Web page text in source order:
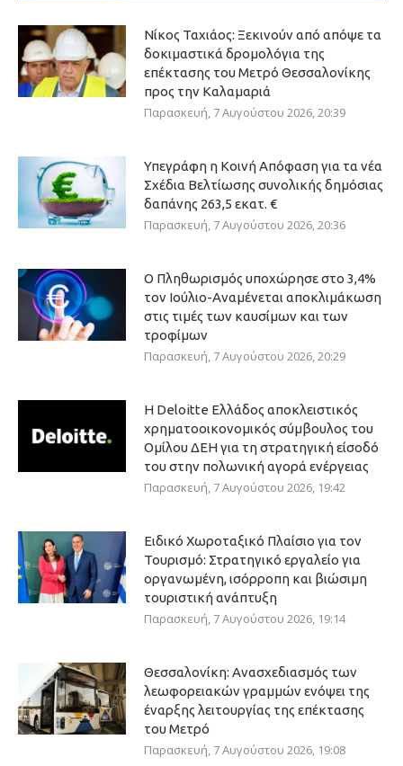
Νίκος Ταχιάος: Ξεκινούν από απόψε τα
δοκιμαστικά δρομολόγια της
επέκτασης του Μετρό Θεσσαλονίκης
προς την Καλαμαριά
Παρασκευή, 7 Αυγούστου 2026, 20:39
Υπεγράφη η Κοινή Απόφαση για τα νέα
Σχέδια Βελτίωσης συνολικής δημόσιας
δαπάνης 263,5 εκατ. €
Παρασκευή, 7 Αυγούστου 2026, 20:36
Ο Πληθωρισμός υποχώρησε στο 3,4%
τον Ιούλιο-Αναμένεται αποκλιμάκωση
στις τιμές των καυσίμων και των
τροφίμων
Παρασκευή, 7 Αυγούστου 2026, 20:29
Η Deloitte Ελλάδος αποκλειστικός
χρηματοοικονομικός σύμβουλος του
Ομίλου ΔΕΗ για τη στρατηγική είσοδό
του στην πολωνική αγορά ενέργειας
Παρασκευή, 7 Αυγούστου 2026, 19:42
Ειδικό Χωροταξικό Πλαίσιο για τον
Τουρισμό: Στρατηγικό εργαλείο για
οργανωμένη, ισόρροπη και βιώσιμη
τουριστική ανάπτυξη
Παρασκευή, 7 Αυγούστου 2026, 19:14
Θεσσαλονίκη: Ανασχεδιασμός των
λεωφορειακών γραμμών ενόψει της
έναρξης λειτουργίας της επέκτασης
του Μετρό
Παρασκευή, 7 Αυγούστου 2026, 19:08